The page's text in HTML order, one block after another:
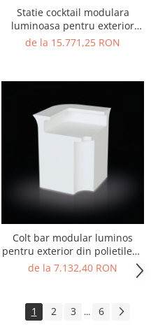
Statie cocktail modulara
luminoasa pentru exterior
BREAK LINE
de la 15.771,25 RON
Colt bar modular luminos
pentru exterior din polietilena
BREAK CORNER
de la 7.132,40 RON
1 2 3 ... 6